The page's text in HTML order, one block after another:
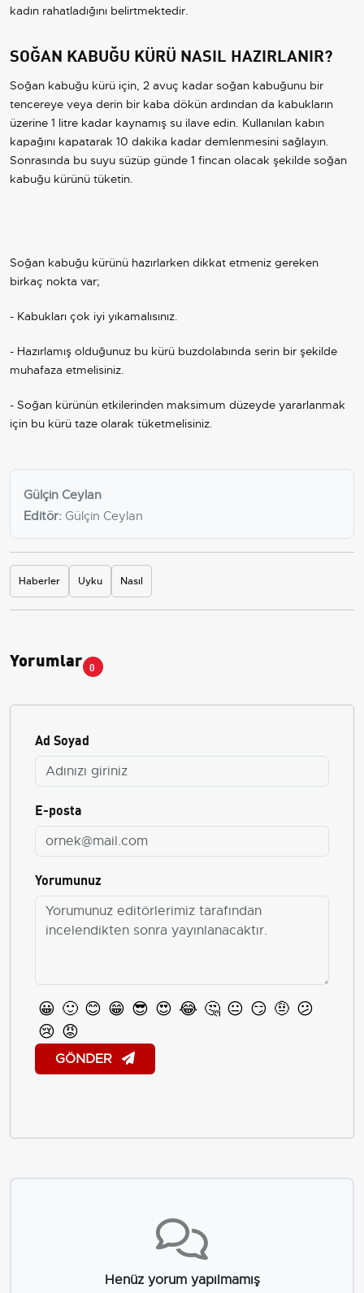
kadın rahatladığını belirtmektedir.
SOĞAN KABUĞU KÜRÜ NASIL HAZIRLANIR?
Soğan kabuğu kürü için, 2 avuç kadar soğan kabuğunu bir
tencereye veya derin bir kaba dökün ardından da kabukların
üzerine 1 litre kadar kaynamış su ilave edin. Kullanılan kabın
kapağını kapatarak 10 dakika kadar demlenmesini sağlayın.
Sonrasında bu suyu süzüp günde 1 fincan olacak şekilde soğan
kabuğu kürünü tüketin.
Soğan kabuğu kürünü hazırlarken dikkat etmeniz gereken
birkaç nokta var;
- Kabukları çok iyi yıkamalısınız.
- Hazırlamış olduğunuz bu kürü buzdolabında serin bir şekilde
muhafaza etmelisiniz.
- Soğan kürünün etkilerinden maksimum düzeyde yararlanmak
için bu kürü taze olarak tüketmelisiniz.
Gülçin Ceylan
Editör: Gülçin Ceylan
Haberler Uyku Nasıl
Yorumlar 0
Ad Soyad
E-posta
Yorumunuz
😀 🙂 😊 😁 😎 😍 😂 🤔 😐 😏 🤨 😕
😢 😡
GÖNDER
Henüz yorum yapılmamış